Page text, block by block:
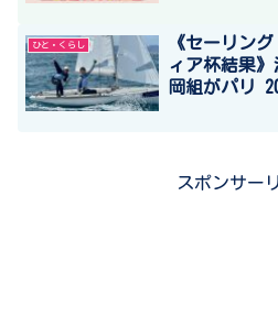
ひと・くらし
《セーリン
ィア杯結果
岡組がパリ
子 49erFX
スポンサー